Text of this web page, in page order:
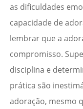
as dificuldades
capacidade de
lembrar que a
compromisso.
disciplina e
prática são
adoração, mesmo